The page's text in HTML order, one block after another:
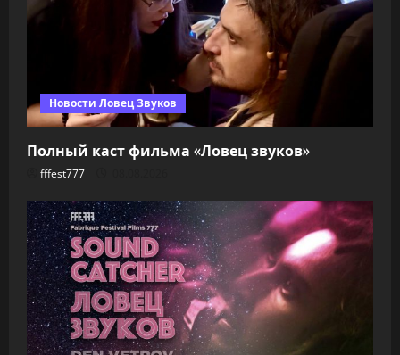
Новости Ловец Звуков
Полный каст фильма «Ловец звуков»
fffest777